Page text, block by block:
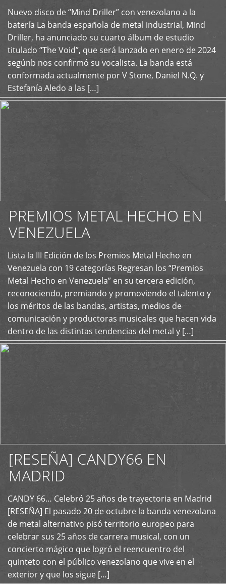
Nuevo disco de “Mind Driller” con venezolano a la
batería La banda española de metal industrial, Mind
Driller, ha anunciado su cuarto álbum de estudio
titulado “The Void”, que será lanzado en enero de 2024
segúnb nos confirmó su vocalista. La banda está
conformada actualmente por V Stone, Daniel N.Q. y
Estefanía Aledo a las […]
+
PREMIOS METAL HECHO EN
VENEZUELA
Lista la III Edición de los Premios Metal Hecho en
Venezuela con 19 categorías Regresan los “Premios
Metal Hecho en Venezuela” en su tercera edición,
reconociendo, premiando y promoviendo el talento y
los méritos de las bandas, artistas, medios de
comunicación y productoras musicales que hacen vida
dentro de las distintas tendencias del metal y […]
+
[RESEÑA] CANDY66 EN
MADRID
CANDY 66… Celebró 25 años de trayectoria en Madrid
[RESEÑA] El pasado 20 de octubre la banda venezolana
de metal alternativo pisó territorio europeo para
celebrar sus 25 años de carrera musical, con un
concierto mágico que logró el reencuentro del
quinteto con el público venezolano que vive en el
exterior y que los sigue […]
+